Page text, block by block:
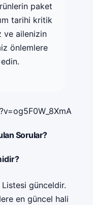
paket
tarihi kritik
ve ailenizin
önlemlere
Sorular?
Listesi günceldir.
en güncel hali